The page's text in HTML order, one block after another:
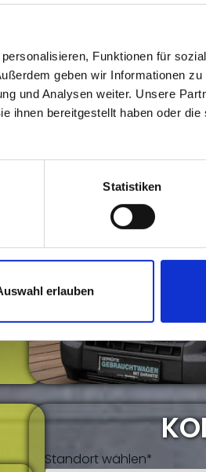
Funktionen für
geben wir Informationen
und Analysen weiter. Unsere
ihnen bereitgestellt haben oder
Statistiken
erlauben
Standort wählen*